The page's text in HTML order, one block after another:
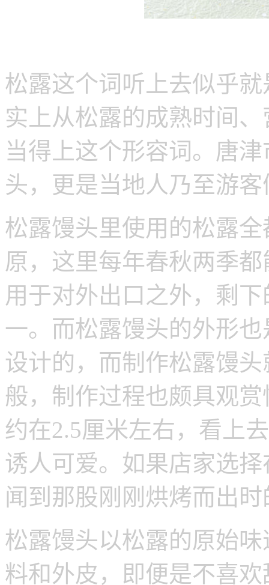
松露这个词听上去似乎
实上从松露的成熟时间
当得上这个形容词。唐
头，更是当地人乃至游
松露馒头里使用的松露
原，这里每年春秋两季
用于对外出口之外，剩
一。而松露馒头的外形
设计的，而制作松露馒
般，制作过程也颇具观
约在2.5厘米左右，看上
诱人可爱。如果店家选
闻到那股刚刚烘烤而出
松露馒头以松露的原始
料和外皮，即便是不喜